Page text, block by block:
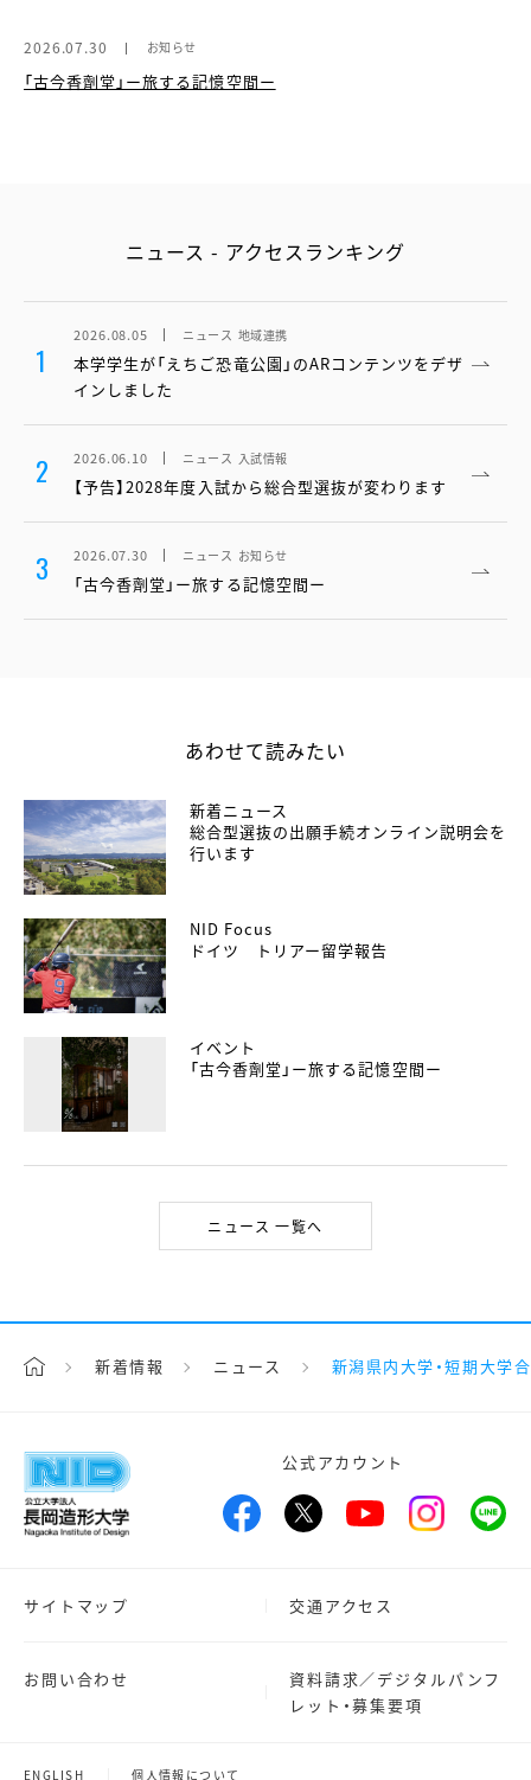
2026.07.30 お知らせ
「古今香劑堂」ー旅する記憶空間ー
ニュース - アクセスランキング
1
2026.08.05 ニュース 地域連携
本学学生が「えちご恐竜公園」のARコンテンツをデザ
インしました
2 2026.06.10 ニュース 入試情報
【予告】2028年度入試から総合型選抜が変わります
3 2026.07.30 ニュース お知らせ
「古今香劑堂」ー旅する記憶空間ー
あわせて読みたい
新着ニュース
総合型選抜の出願手続オンライン説明会を
行います
NID Focus
ドイツ トリアー留学報告
イベント
「古今香劑堂」ー旅する記憶空間ー
ニュース 一覧へ
新着情報 ニュース 新潟県内大学・短期大学
公式アカウント
サイトマップ 交通アクセス
お問い合わせ
資料請求／デジタルパンフ
レット・募集要項
ENGLISH 個人情報について